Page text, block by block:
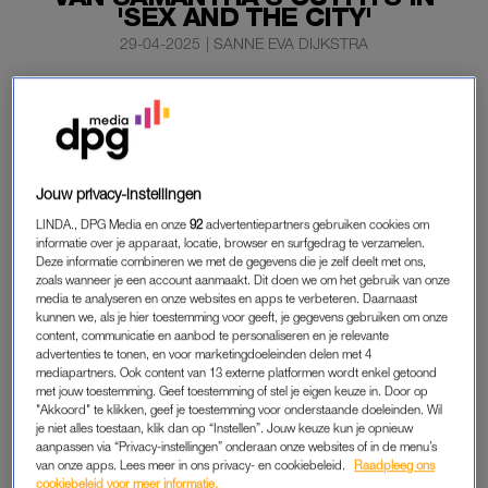
'SEX AND THE CITY'
29-04-2025 | SANNE EVA DIJKSTRA
personage Samantha Jones droeg in de serie
the City . De 68-jarige actrice heeft daarom altijd een
Dat vertelt ze in een interview met het blad Grazia
KIM CATTRALL
“Ik heb de kleding van Samantha nooit echt leuk gevonden.
Dat was gewoon niet wie ik was”, zegt Cattrall. De actrice
vertolkte van 1998 tot 2004 in de serieSex and the Cityen
later in de films de rol van de extravagante Samantha Jones.
Cattrall kwam er al snel achter dat fans het jammer vonden
dat de actrice Samantha Jones niet meer “omarmde”. “Er is
Jouw privacy-instellingen
LINDA., DPG Media en onze92 advertentiepartners gebruiken cookies om
informatie over je apparaat, locatie, browser en surfgedrag te verzamelen.
Deze informatie combineren we met de gegevens die je zelf deelt met ons,
zoals wanneer je een account aanmaakt. Dit doen we om het gebruik van onze
media te analyseren en onze websites en apps te verbeteren. Daarnaast
kunnen we, als je hier toestemming voor geeft, je gegevens gebruiken om onze
content, communicatie en aanbod te personaliseren en je relevante
advertenties te tonen, en voor marketingdoeleinden delen met 4
mediapartners. Ook content van 13 externe platformen wordt enkel getoond
met jouw toestemming. Geef toestemming of stel je eigen keuze in. Door op
"Akkoord" te klikken, geef je toestemming voor onderstaande doeleinden. Wil
je niet alles toestaan, klik dan op “Instellen”. Jouw keuze kun je opnieuw
aanpassen via “Privacy-instellingen” onderaan onze websites of in de menu’s
van onze apps. Lees meer in ons privacy- en cookiebeleid.
Raadpleeg ons
cookiebeleid voor meer informatie.